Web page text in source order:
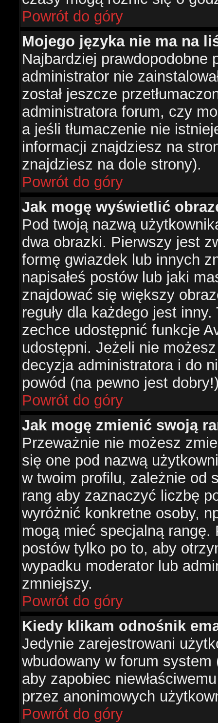
Powrót do góry
Mojego języka nie ma na
Najbardziej prawdopodobne
administrator nie
został jeszcze
administratora forum, czy
a jeśli tłumaczenie nie
informacji znajdziesz na
znajdziesz na dole strony).
Powrót do góry
Jak mogę wyświetlić
Pod twoją nazwą
dwa obrazki. Pierwszy jest
formę gwiazdek lub innych
napisałeś postów lub jaki
znajdować się większy
reguły dla każdego jest
zechce udostępnić funkcje
udostępni. Jeżeli nie
decyzja administratora i do
powód (na pewno jest
Powrót do góry
Jak mogę zmienić swoją
Przeważnie nie możesz
się one pod nazwą
w twoim profilu, zależnie od
rang aby zaznaczyć liczbę
wyróżnić konkretne osoby,
mogą mieć specjalną
postów tylko po to, aby
wypadku moderator lub
zmniejszy.
Powrót do góry
Kiedy klikam odnośnik
Jedynie zarejestrowani
wbudowany w forum system
aby zapobiec
przez anonimowych
Powrót do góry